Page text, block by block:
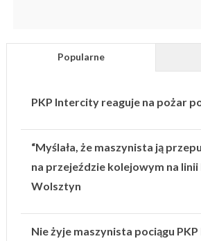
Popularne
PKP Intercity reaguje na pożar
“Myślała, że maszynista ją
na przejeździe kolejowym na linii
Wolsztyn
Nie żyje maszynista pociągu